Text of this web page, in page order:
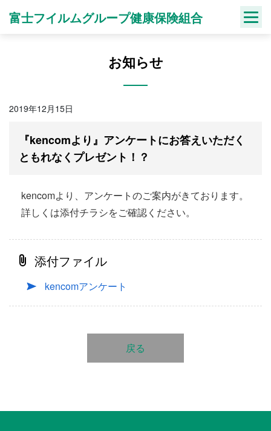
富士フイルムグループ健康保険組合
お知らせ
2019年12月15日
『kencomより』アンケートにお答えいただく
ともれなくプレゼント！？
kencomより、アンケートのご案内がきております。
詳しくは添付チラシをご確認ください。
添付ファイル
kencomアンケート
戻る